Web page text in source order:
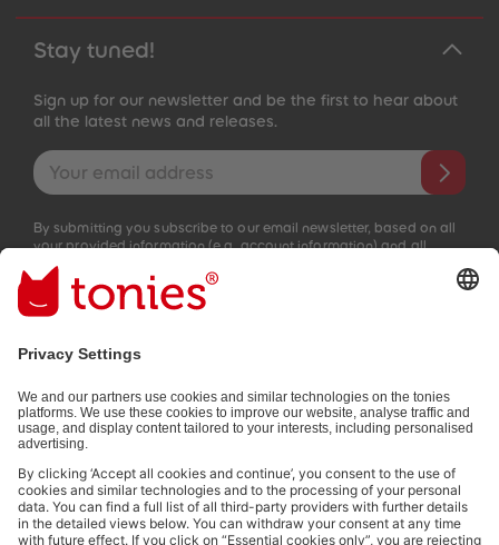
Stay tuned!
Sign up for our newsletter and be the first to hear about
all the latest news and releases.
Email address
By submitting you subscribe to our email newsletter, based on all
your provided information (e.g. account information) and all
interaction information provided by you for advertising purposes
(e.g. playtime information). You can unsubscribe at any time free
of charge.
Privacy policy.
Payment methods: